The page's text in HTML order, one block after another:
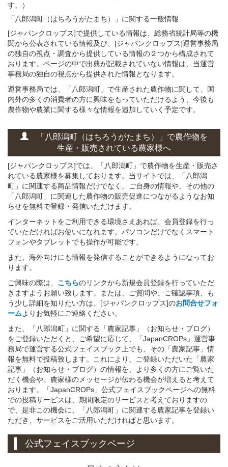
す。）
「八郎潟町（はちろうがたまち）」 に関する一般情報
[ジャパンクロップス]で提供している情報は、総務省統計局等の機
関から公表されている情報及び、[ジャパンクロップス]運営事務局
の独自の視点・調査から提供している情報の２つから構成されて
おります。ページの中で出典が記載されていない情報は、当運営
事務局の独自の視点から提供された情報となります。
運営事務局では、「八郎潟町」で生産された農作物に関して、国
内外の多くの消費者の方に興味をもっていただけるよう、今後も
農作物や農業に関する様々な情報を追加していく予定です。
「八郎潟町（はちろうがたまち）」 で農作物を
生産・販売されている農家様へ
[ジャパンクロップス]では、「八郎潟町」で農作物を生産・販売さ
れている農家様を募集しております。当サイトでは、「八郎潟
町」に関連する商品情報だけでなく、ご自身の情報や、その他の
「八郎潟町」に関連した農作物の販売促進につながるようなお知
らせを無料で登録・発信いただけます。
インターネットをご利用できる環境さえあれば、会員登録を行っ
ていただければお使いになれます。パソコンだけでなくスマート
フォンやタブレットでも操作が可能です。
また、海外向けにも情報を発信することができるようになってお
ります。
ご興味の際は、 こちらのリンクから新規会員登録を行っていただ
きますようお願い致します。または、ご質問や、ご確認事項、も
う少し詳細を知りたい方は、[ジャパンクロップス]のお問合せフォ
ームよりお気軽にご連絡ください。
また、「八郎潟町」に関する「農家記事」（お知らせ・ブログ）
をご登録いただくと、ご希望に応じて、「JapanCROPs」運営事
務局で運営する公式フェイスブック上でも、その「農家記事」情
報を無料で投稿致します。これにより、ご登録いただいた「農家
記事」（お知らせ・ブログ）の情報を、より多くの方にご覧いた
だく機会や、農家様のメッセージが伝わる機会が増えると考えて
おります。「JapanCROPs」公式フェイスブックページへの無料
での投稿サービスは、期間限定のサービスと考えておりますの
で、是非この機会に、「八郎潟町」に関連する農家記事を登録い
ただき、サービスをご活用いただければと思います。
公式フェイスブックページ